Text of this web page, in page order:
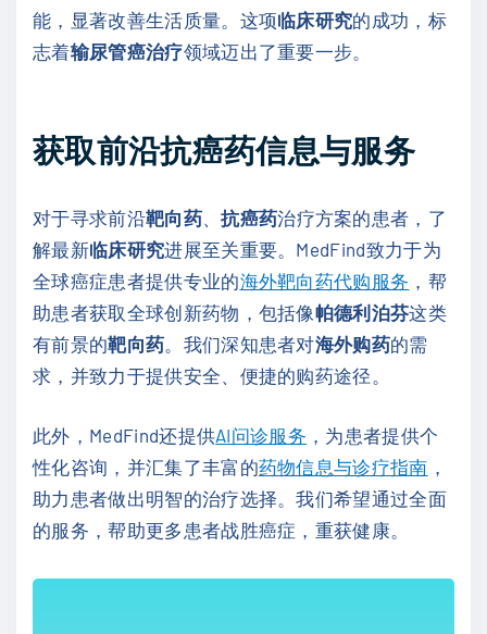
能，显著改善生活质量。这项临床研究的成功，标
志着输尿管癌治疗领域迈出了重要一步。
获取前沿抗癌药信息与服务
对于寻求前沿靶向药、抗癌药治疗方案的患者，了
解最新临床研究进展至关重要。MedFind致力于为
全球癌症患者提供专业的海外靶向药代购服务 ，帮
助患者获取全球创新药物，包括像帕德利泊芬这类
有前景的靶向药。我们深知患者对海外购药的需
求，并致力于提供安全、便捷的购药途径。
此外，MedFind还提供AI问诊服务 ，为患者提供个
性化咨询，并汇集了丰富的药物信息与诊疗指南
助力患者做出明智的治疗选择。我们希望通过全面
的服务，帮助更多患者战胜癌症，重获健康。